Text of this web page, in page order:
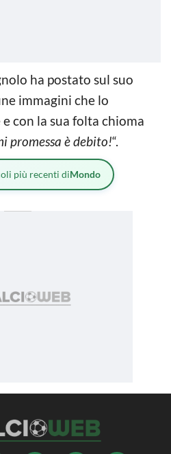
ha postato sul suo
immagini che lo
con la sua folta chioma
promessa è debito!“.
più recenti diMondo